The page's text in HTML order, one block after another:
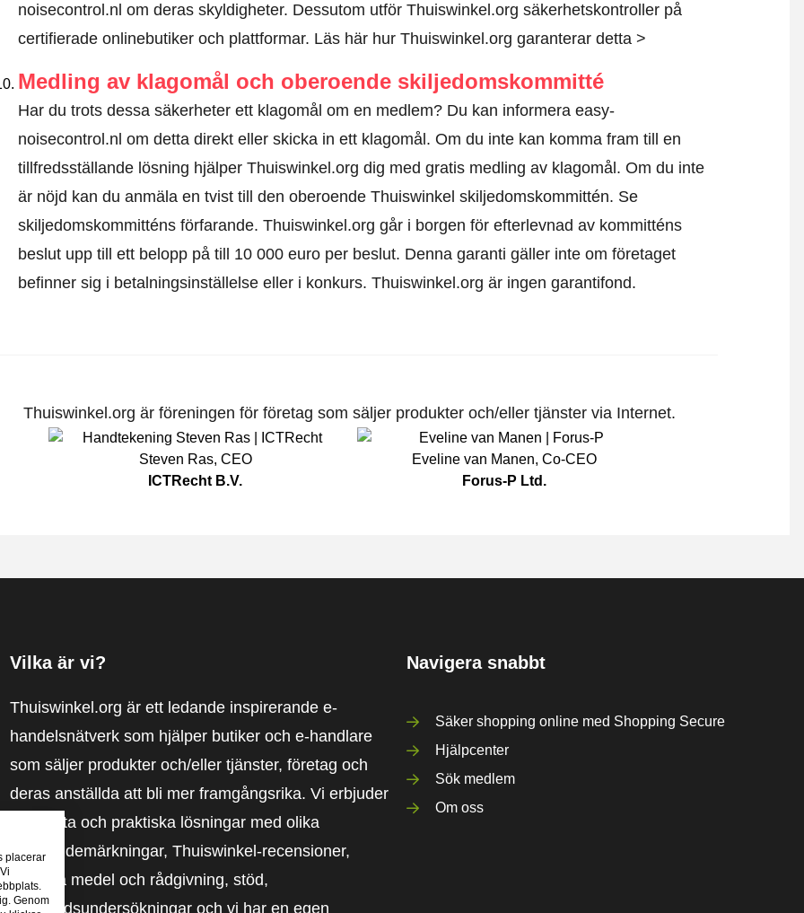
noisecontrol.nl om deras skyldigheter. Dessutom utför Thuiswinkel.org säkerhetskontroller på
certifierade onlinebutiker och plattformar. Läs här hur Thuiswinkel.org garanterar detta >
Medling av klagomål och oberoende skiljedomskommitté
Har du trots dessa säkerheter ett klagomål om en medlem? Du kan informera easy-
noisecontrol.nl om detta direkt ellerskicka in ett klagomål . Om du inte kan komma fram till en
tillfredsställande lösning hjälper Thuiswinkel.org dig med gratis medling av klagomål. Om du inte
är nöjd kan du anmäla en tvist till den oberoende Thuiswinkel skiljedomskommittén. Se
skiljedomskommitténs förfarande. Thuiswinkel.org går i borgen för efterlevnad av kommitténs
beslut upp till ett belopp på till 10 000 euro per beslut. Denna garanti gäller inte om företaget
befinner sig i betalningsinställelse eller i konkurs. Thuiswinkel.org är ingen garantifond.
Thuiswinkel.org är föreningen för företag som säljer produkter och/eller tjänster via Internet.
Steven Ras, CEO
ICTRecht B.V.
Eveline van Manen, Co-CEO
Forus-P Ltd.
Vilka är vi?
Thuiswinkel.org är ett ledande inspirerande e-
handelsnätverk som hjälper butiker och e-handlare
som säljer produkter och/eller tjänster, företag och
deras anställda att bli mer framgångsrika. Vi erbjuder
relevanta och praktiska lösningar med olika
förtroendemärkningar, Thuiswinkel-recensioner,
rättsliga medel och rådgivning, stöd,
marknadsundersökningar och vi har en egen
Navigera snabbt
Säker shopping online med Shopping Secure
Hjälpcenter
Sök medlem
Om oss
placerar
Genom